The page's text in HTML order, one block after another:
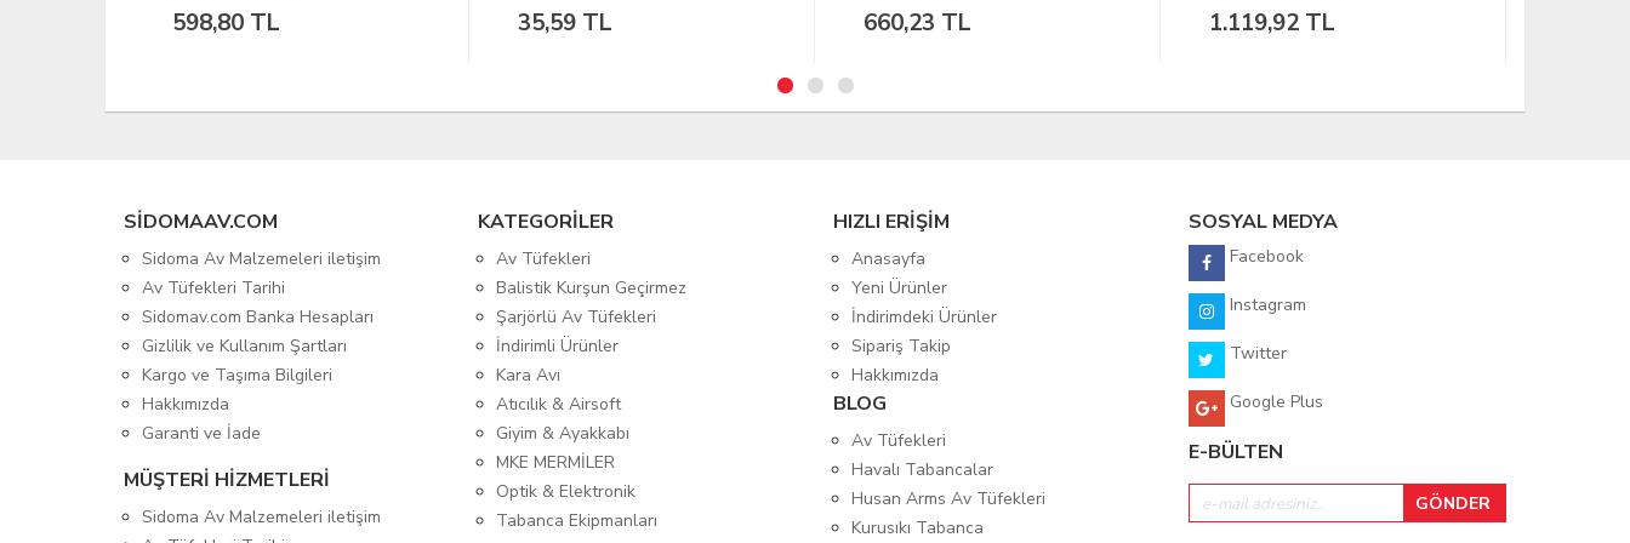
35,59 TL 660,23 TL 1.119,92 TL 75,52 TL
SIDOMAAV.COM
Sidoma Av Malzemeleri iletişim
Av Tüfekleri Tarihi
Sidomav.com Banka Hesapları
Gizlilik ve Kullanım Şartları
Kargo ve Taşıma Bilgileri
Hakkımızda
Garanti ve İade
MÜŞTERİ HİZMETLERİ
Sidoma Av Malzemeleri iletişim
KATEGORİLER
Av Tüfekleri
Balistik Kurşun Geçirmez
Şarjörlü Av Tüfekleri
İndirimli Ürünler
Kara Avı
Atıcılık & Airsoft
Giyim & Ayakkabı
MKE MERMİLER
Optik & Elektronik
Tabanca Ekipmanları
HIZLI ERİŞİM
Anasayfa
Yeni Ürünler
İndirimdeki Ürünler
Sipariş Takip
Hakkımızda
BLOG
Av Tüfekleri
Havalı Tabancalar
Husan Arms Av Tüfekleri
Kurusıkı Tabanca
SOSYAL MEDYA
Facebook
Instagram
Twitter
Google Plus
E-BÜLTEN